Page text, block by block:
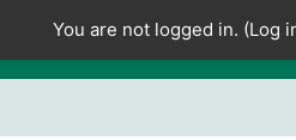
You are not logged in. (Log